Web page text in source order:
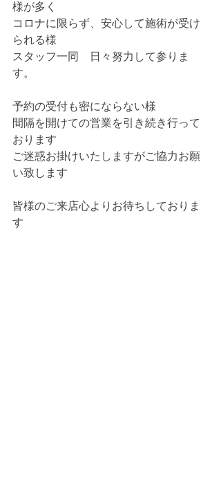
様が多く
コロナに限らず、安心して施術が受け
られる様
スタッフ一同　日々努力して参りま
す。
予約の受付も密にならない様
間隔を開けての営業を引き続き行って
おります
ご迷惑お掛けいたしますがご協力お願
い致します
皆様のご来店心よりお待ちしておりま
す